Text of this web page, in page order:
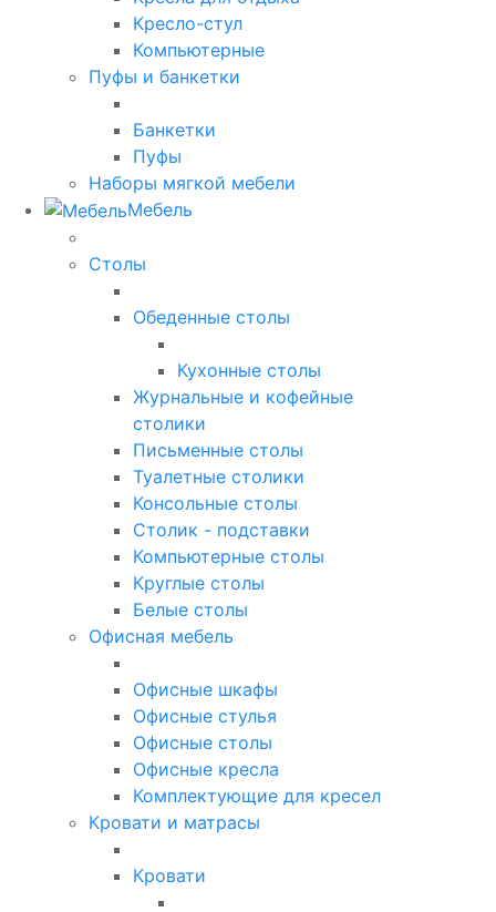
Кресло-стул
Компьютерные
Пуфы и банкетки
Банкетки
Пуфы
Наборы мягкой мебели
Мебель
Столы
Обеденные столы
Кухонные столы
Журнальные и кофейные
столики
Письменные столы
Туалетные столики
Консольные столы
Столик - подставки
Компьютерные столы
Круглые столы
Белые столы
Офисная мебель
Офисные шкафы
Офисные стулья
Офисные столы
Офисные кресла
Комплектующие для кресел
Кровати и матрасы
Кровати